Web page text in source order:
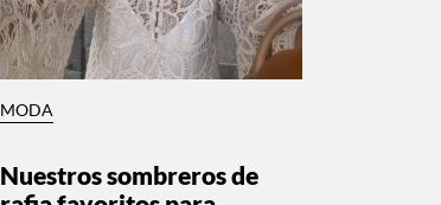
MODA
Nuestros sombreros de